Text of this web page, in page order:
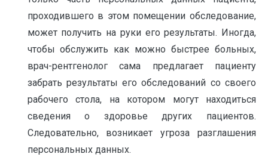
проходившего в этом помещении обследование,
может получить на руки его результаты. Иногда,
чтобы обслужить как можно быстрее больных,
врач-рентгенолог сама предлагает пациенту
забрать результаты его обследований со своего
рабочего стола, на котором могут находиться
сведения о здоровье других пациентов.
Следовательно, возникает угроза разглашения
персональных данных.